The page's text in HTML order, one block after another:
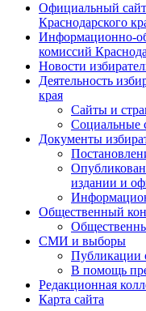
Официальный
Краснодарского
Информационно-
комиссий
Новости
Деятельность
края
Сайты и
Социальные
Документы
издании и
Общественный
СМИ и выборы
В помощь
Редакционная
Карта сайта